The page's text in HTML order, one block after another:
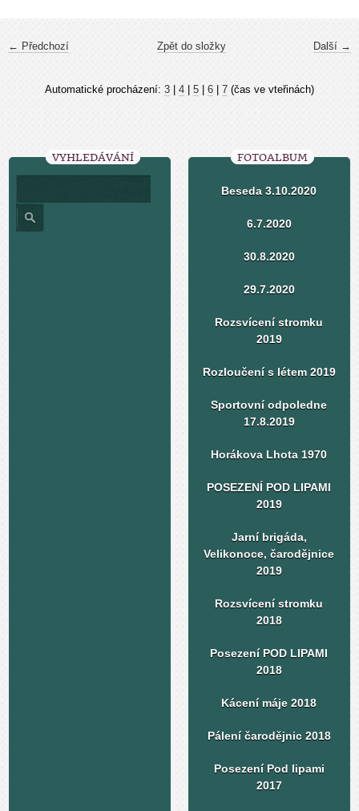
← Předchozí Další →
Zpět do složky
Automatické procházení: 3 4 5 6 7 (čas ve vteřinách)
VYHLEDÁVÁNÍ FOTOALBUM
Beseda 3.10.2020
6.7.2020
30.8.2020
29.7.2020
Rozsvícení stromku
2019
Rozloučení s létem 2019
Sportovní odpoledne
17.8.2019
Horákova Lhota 1970
POSEZENÍ POD LIPAMI
2019
Jarní brigáda,
Velikonoce, čarodějnice
2019
Rozsvícení stromku
2018
Posezení POD LIPAMI
2018
Kácení máje 2018
Pálení čarodějnic 2018
Posezení Pod lipami
2017